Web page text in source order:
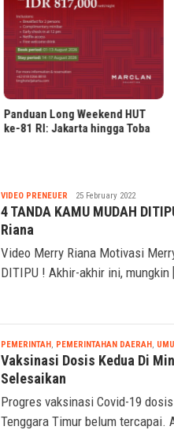
VIDEO PRENEUER Nabila
25 February 2022
4 TANDA KAMU MUDAH
Riana
Video Merry Riana Motivasi
DITIPU ! Akhir-akhir ini, mungkin
PEMERINTAH, PEMERINTAHAN DAERAH,
Vaksinasi Dosis Kedua Di
Selesaikan
Progres vaksinasi Covid-19
Tenggara Timur belum tercapai.